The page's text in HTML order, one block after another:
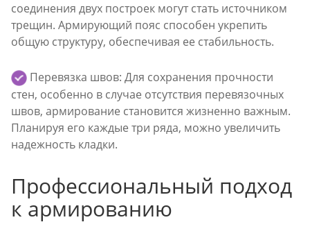
соединения двух построек могут стать источником
трещин. Армирующий пояс способен укрепить
общую структуру, обеспечивая ее стабильность.
Перевязка швов: Для сохранения прочности
стен, особенно в случае отсутствия перевязочных
швов, армирование становится жизненно важным.
Планируя его каждые три ряда, можно увеличить
надежность кладки.
Профессиональный подход
к армированию